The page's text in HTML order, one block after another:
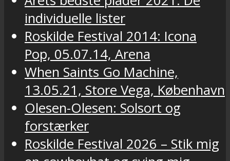
individuelle lister
Roskilde Festival 2014: Icona
Pop, 05.07.14, Arena
When Saints Go Machine,
13.05.21, Store Vega, København
Olesen-Olesen: Solsort og
forstærker
Roskilde Festival 2026 – Stik mig